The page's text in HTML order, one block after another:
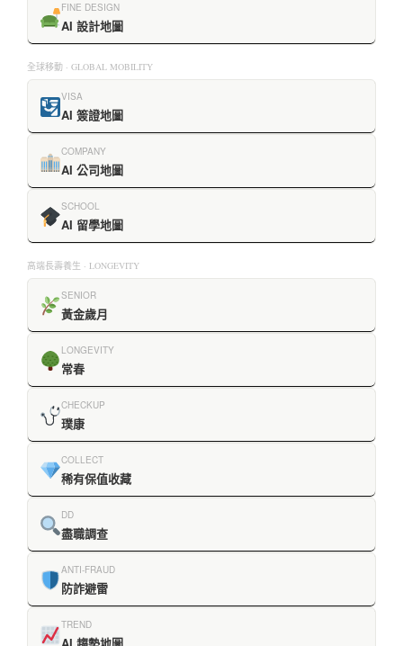
FINE DESIGN
AI 設計地圖
全球移動 · GLOBAL MOBILITY
VISA
AI 簽證地圖
COMPANY
AI 公司地圖
SCHOOL
AI 留學地圖
高端長壽養生 · LONGEVITY
SENIOR
黃金歲月
LONGEVITY
常春
CHECKUP
璞康
COLLECT
稀有保值收藏
DD
盡職調查
ANTI-FRAUD
防詐避雷
TREND